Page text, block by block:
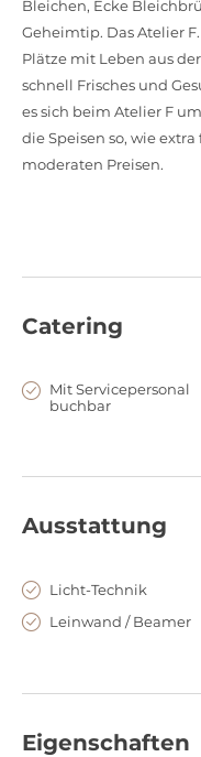
Bleichen, Ecke
Geheimtip. Das Atelier
Plätze mit Leben aus
schnell Frisches und
es sich beim Atelier F
die Speisen so, wie
moderaten Preisen.
Catering
Mit Servicepersonal
buchbar
Ausstattung
Licht-Technik
Leinwand / Beamer
Eigenschaften